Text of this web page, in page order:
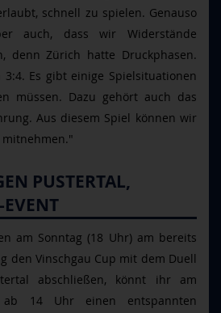
schnell zu spielen. Genauso
auch, dass wir Widerstände
denn Zürich hatte Druckphasen.
3:4. Es gibt einige Spielsituationen
müssen. Dazu gehört auch das
Aus diesem Spiel können wir
mitnehmen."
PUSTERTAL,
am Sonntag (18 Uhr) am bereits
den Vinschgau Cup mit dem Duell
abschließen, könnt ihr am
ab 14 Uhr einen entspannten